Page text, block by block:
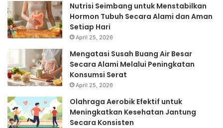
Nutrisi Seimbang untuk Menstabilkan
Hormon Tubuh Secara Alami dan Aman
Setiap Hari
April 25, 2026
Mengatasi Susah Buang Air Besar
Secara Alami Melalui Peningkatan
Konsumsi Serat
April 25, 2026
Olahraga Aerobik Efektif untuk
Meningkatkan Kesehatan Jantung
Secara Konsisten